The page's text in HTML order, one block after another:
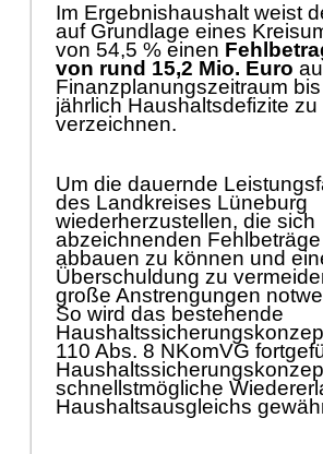
Im Ergebnishaushalt weist
auf Grundlage eines
von 54,5 % einen
von rund 15,2 Mio. Euro
Finanzplanungszeitraum
jährlich Haushaltsdefizite zu
verzeichnen.
Um die dauernde Leistungsf
des Landkreises Lüneburg
wiederherzustellen, die sich
abzeichnenden Fehlbeträ
abbauen zu können und
Überschuldung zu
große Anstrengungen
So wirddas bestehende
110 Abs. 8 NKomVG
schnellstmögliche
Haushaltsausgleichs gewä